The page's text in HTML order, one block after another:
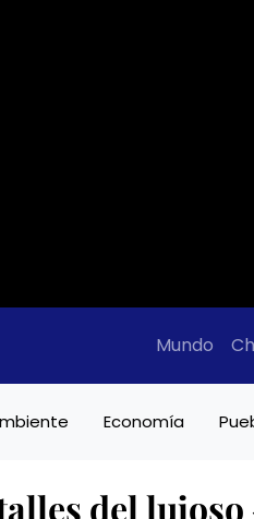
Mundo
Economía
del